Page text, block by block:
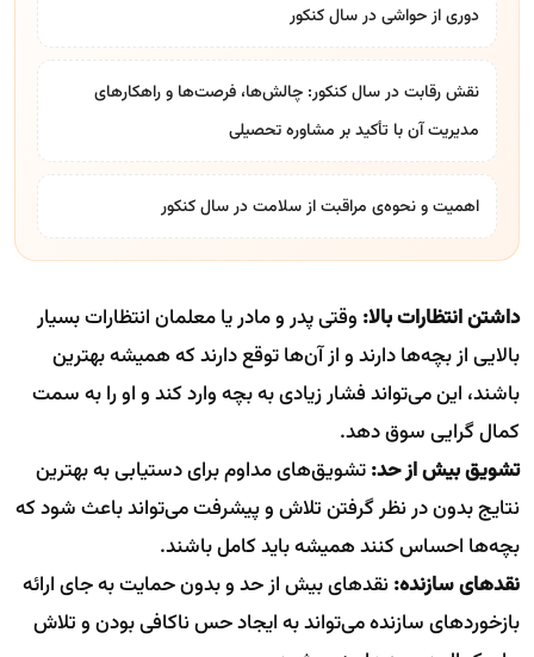
دوری از حواشی در سال کنکور
نقش رقابت در سال کنکور: چالش‌ها، فرصت‌ها و راهکارهای
مدیریت آن با تأکید بر مشاوره تحصیلی
اهمیت و نحوه‌ی مراقبت از سلامت در سال کنکور
داشتن انتظارات بالا: وقتی پدر و مادر یا معلمان انتظارات بسیار
بالایی از بچه‌ها دارند و از آن‌ها توقع دارند که همیشه بهترین
باشند، این می‌تواند فشار زیادی به بچه وارد کند و او را به سمت
کمال گرایی سوق دهد.
تشویق بیش از حد:تشویق‌های مداوم برای دستیابی به بهترین
نتایج بدون در نظر گرفتن تلاش و پیشرفت می‌تواند باعث شود که
بچه‌ها احساس کنند همیشه باید کامل باشند.
نقدهای سازنده:نقدهای بیش از حد و بدون حمایت به جای ارائه
بازخوردهای سازنده می‌تواند به ایجاد حس ناکافی بودن و تلاش